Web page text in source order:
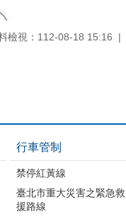
檢視：112-08-18 15:16
行車管制
禁停紅黃線
臺北市重大災害之緊急救
援路線